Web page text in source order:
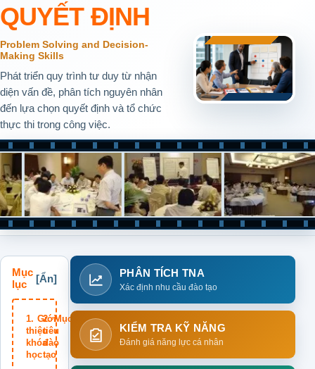
QUYẾT ĐỊNH
Problem Solving and Decision-
Making Skills
Phát triển quy trình tư duy từ nhận
diện vấn đề, phân tích nguyên nhân
đến lựa chọn quyết định và tổ chức
thực thi trong công việc.
Mục
lục
Giới
thiệu
khóa
học
Mục
tiêu
đào
tạo
PHÂN TÍCH TNA
Xác định nhu cầu đào tạo
KIỂM TRA KỸ NĂNG
Đánh giá năng lực cá nhân